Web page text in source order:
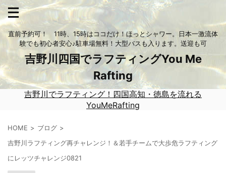
直前予約可！ 11時、15時はココだけ！ほっとシャワー。日本一激流体
験でも初心者安心♪駐車場無料！大型バスも入ります。送迎も可
吉野川四国でラフティングYou Me
Rafting
吉野川でラフティング！四国高知・徳島を流れる
YouMeRafting
HOME
ブログ
吉野川ラフティング再チャレンジ！＆若手チームで大歩危ラフティング
にレッツチャレンジ0821